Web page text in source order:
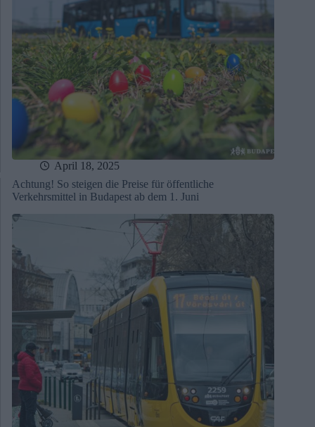
April 18, 2025
Achtung! So steigen die Preise für öffentliche
Verkehrsmittel in Budapest ab dem 1. Juni